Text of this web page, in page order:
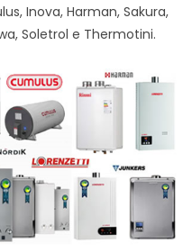
Inova, Harman, Sakura,
Soletrol e Thermotini.